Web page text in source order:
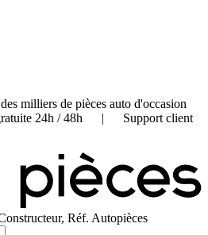
milliers de pièces auto d'occasion
24h / 48h | Support client
Réf. Autopièces